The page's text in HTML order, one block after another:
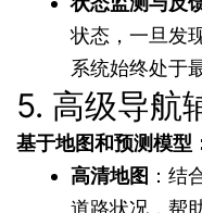
状态，一旦发
系统始终处于
5. 高级导航
基于地图和预测模型
高清地图 ：结
道路状况，帮